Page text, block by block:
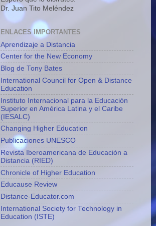
Dr. Juan Tito Meléndez
ENLACES IMPORTANTES
Aprendizaje a Distancia
Center for the New Economy
Blog de Tony Bates
International Council for Open & Distance
Education
Instituto Internacional para la Educación
Superior en América Latina y el Caribe
(IESALC)
Changing Higher Education
Publicaciones UNESCO
Revista Iberoamericana de Educación a
Distancia (RIED)
Chronicle of Higher Education
Educause Review
Distance-Educator.com
International Society for Technology in
Education (ISTE)